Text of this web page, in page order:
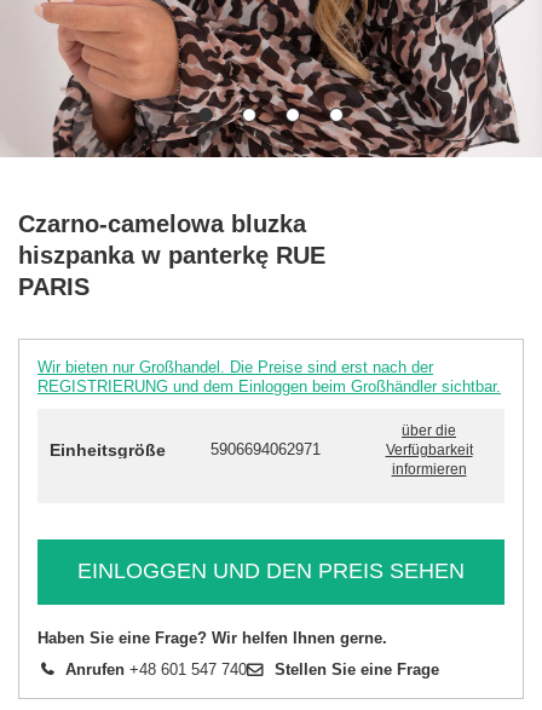
Czarno-camelowa bluzka
hiszpanka w panterkę RUE
PARIS
Wir bieten nur Großhandel. Die Preise sind erst nach der
REGISTRIERUNG und dem Einloggen beim Großhändler sichtbar.
Einheitsgröße 5906694062971
über die
Verfügbarkeit
informieren
EINLOGGEN UND DEN PREIS SEHEN
Haben Sie eine Frage? Wir helfen Ihnen gerne.
Anrufen +48 601 547 740 Stellen Sie eine Frage